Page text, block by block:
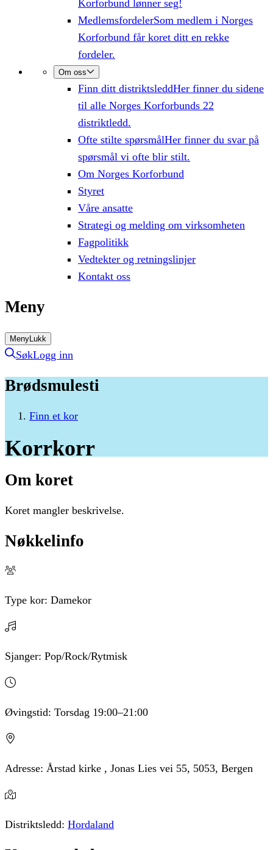
Korforbund lønner seg!
MedlemsfordelerSom medlem i Norges
Korforbund får koret ditt en rekke
fordeler.
Om oss
Finn ditt distriktsleddHer finner du sidene
til alle Norges Korforbunds 22
distriktledd.
Ofte stilte spørsmålHer finner du svar på
spørsmål vi ofte blir stilt.
Om Norges Korforbund
Styret
Våre ansatte
Strategi og melding om virksomheten
Fagpolitikk
Vedtekter og retningslinjer
Kontakt oss
Meny
MenyLukk
SøkLogg inn
Brødsmulesti
Finn et kor
Korrkorr
Om koret
Koret mangler beskrivelse.
Nøkkelinfo
Type kor: Damekor
Sjanger: Pop/Rock/Rytmisk
Øvingstid: Torsdag 19:00–21:00
Adresse: Årstad kirke , Jonas Lies vei 55, 5053, Bergen
Distriktsledd: Hordaland